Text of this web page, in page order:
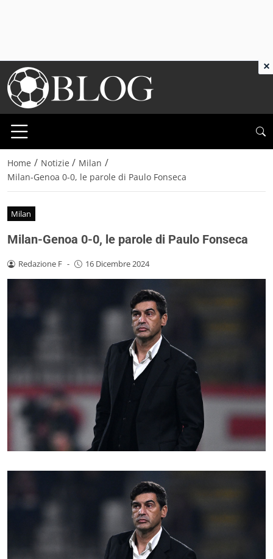
Home / Notizie / Milan /
Milan-Genoa 0-0, le parole di Paulo Fonseca
Milan
Milan-Genoa 0-0, le parole di Paulo Fonseca
Redazione F - 16 Dicembre 2024
×